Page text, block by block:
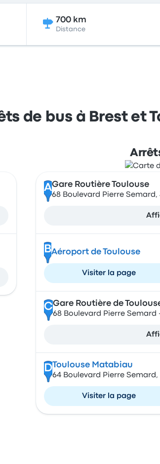
700 km
Distance
de bus à Brest et
AGare Routière Toulouse
68 Boulevard Pierre Semard,
BAéroport de Toulouse
Visiter la page
CGare Routière de
68 Boulevard Pierre Semard
DToulouse Matabiau
64 Boulevard Pierre Semard,
Visiter la page